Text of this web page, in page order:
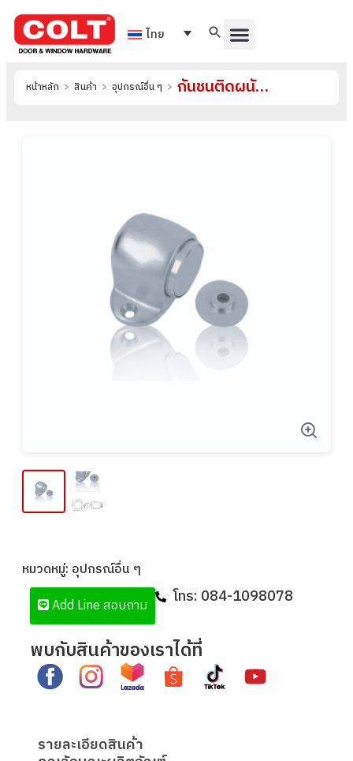
ไทย
หน้าหลัก > สินค้า > อุปกรณ์อื่น ๆ > กันชนติดผนัง รุ่น S-S032
หมวดหมู่: อุปกรณ์อื่น ๆ
Add Line สอบถาม
โทร: 084-1098078
พบกับสินค้าของเราได้ที่
รายละเอียดสินค้า